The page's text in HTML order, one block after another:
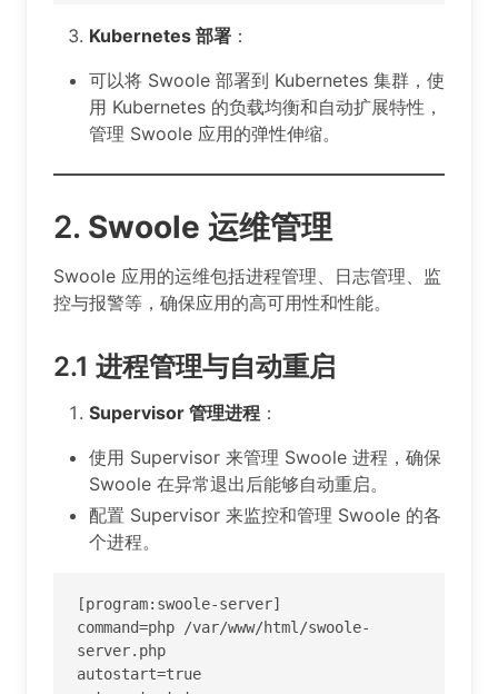
Kubernetes 部署 ：
可以将 Swoole 部署到 Kubernetes 集群，使
用 Kubernetes 的负载均衡和自动扩展特性，
管理 Swoole 应用的弹性伸缩。
2. Swoole 运维管理
Swoole 应用的运维包括进程管理、日志管理、监
控与报警等，确保应用的高可用性和性能。
2.1 进程管理与自动重启
Supervisor 管理进程 ：
使用 Supervisor 来管理 Swoole 进程，确保
Swoole 在异常退出后能够自动重启。
配置 Supervisor 来监控和管理 Swoole 的各
个进程。
[program:swoole-server]
command=php /var/www/html/swoole-
server.php
autostart=true